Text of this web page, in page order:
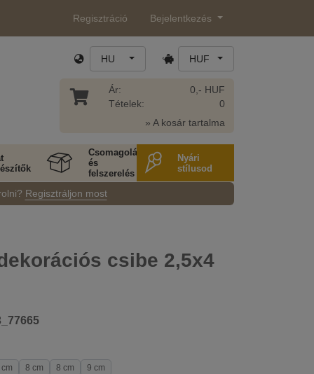
Regisztráció Bejelentkezés
HU HUF
Ár:
Tételek:
0,- HUF
0
» A kosár tartalma
Csomagolás
és
felszerelés
Nyári
stílusod
Regisztráljon most
csibe 2,5x4
8 cm 8 cm 9 cm